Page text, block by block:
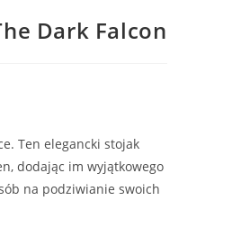
Dark Falcon
Ten elegancki stojak
dodając im wyjątkowego
na podziwianie swoich